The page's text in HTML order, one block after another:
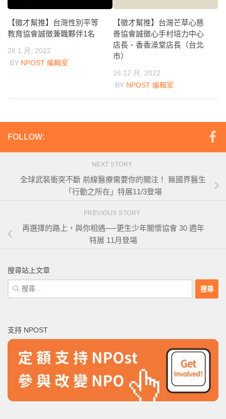
【徵才幫推】台灣性別平等
教育協會誠徵兼職夥伴1名
28 1 月, 2022
BY NPOST 編輯室
【徵才幫推】台灣芒草心慈
善協會誠徵心手村培力中心
店長、香香澡堂店長（台北
市）
16 12 月, 2022
BY NPOST 編輯室
FOLLOW:
NEXT STORY
全球武裝衝突不斷 前線醫療需要你的關注！ 無國界醫生
「行動之所在」特展11/3登場
PREVIOUS STORY
再選擇的路上，與你相遇──更生少年關懷協會 30 週年
特展 11月登場
搜尋站上文章
搜
尋
字:
支持 NPOST